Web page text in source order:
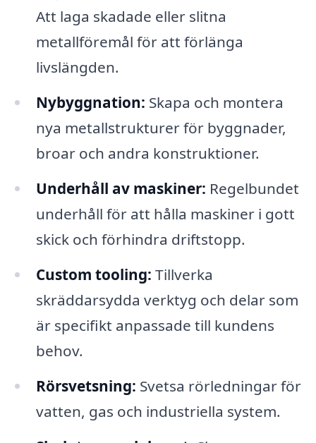
Att laga skadade eller slitna
metallföremål för att förlänga
livslängden.
Nybyggnation: Skapa och montera
nya metallstrukturer för byggnader,
broar och andra konstruktioner.
Underhåll av maskiner: Regelbundet
underhåll för att hålla maskiner i gott
skick och förhindra driftstopp.
Custom tooling: Tillverka
skräddarsydda verktyg och delar som
är specifikt anpassade till kundens
behov.
Rörsvetsning: Svetsa rörledningar för
vatten, gas och industriella system.